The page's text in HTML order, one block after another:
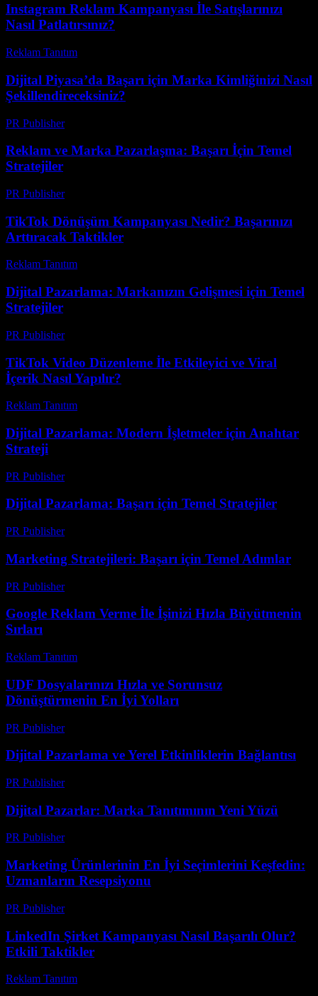
Instagram Reklam Kampanyası İle Satışlarınızı
Nasıl Patlatırsınız?
Reklam Tanıtım
Dijital Piyasa’da Başarı için Marka Kimliğinizi Nasıl
Şekillendireceksiniz?
PR Publisher-
Reklam ve Marka Pazarlaşma: Başarı İçin Temel
Stratejiler
PR Publisher-
TikTok Dönüşüm Kampanyası Nedir? Başarınızı
Arttıracak Taktikler
Reklam Tanıtım
Dijital Pazarlama: Markanızın Gelişmesi için Temel
Stratejiler
PR Publisher-
TikTok Video Düzenleme İle Etkileyici ve Viral
İçerik Nasıl Yapılır?
Reklam Tanıtım
Dijital Pazarlama: Modern İşletmeler için Anahtar
Strateji
PR Publisher-
Dijital Pazarlama: Başarı için Temel Stratejiler
PR Publisher-
Marketing Stratejileri: Başarı için Temel Adımlar
PR Publisher-
Google Reklam Verme İle İşinizi Hızla Büyütmenin
Sırları
Reklam Tanıtım
UDF Dosyalarınızı Hızla ve Sorunsuz
Dönüştürmenin En İyi Yolları
PR Publisher-
Dijital Pazarlama ve Yerel Etkinliklerin Bağlantısı
PR Publisher-
Dijital Pazarlar: Marka Tanıtımının Yeni Yüzü
PR Publisher-
Marketing Ürünlerinin En İyi Seçimlerini Keşfedin:
Uzmanların Resepsiyonu
PR Publisher-
LinkedIn Şirket Kampanyası Nasıl Başarılı Olur?
Etkili Taktikler
Reklam Tanıtım